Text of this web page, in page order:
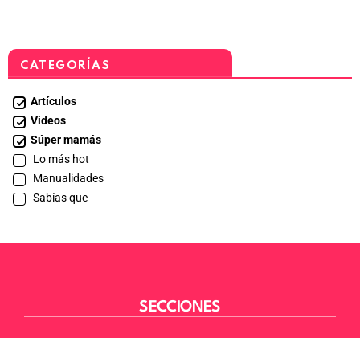
CATEGORÍAS
Artículos
Videos
Súper mamás
Lo más hot
Manualidades
Sabías que
SECCIONES